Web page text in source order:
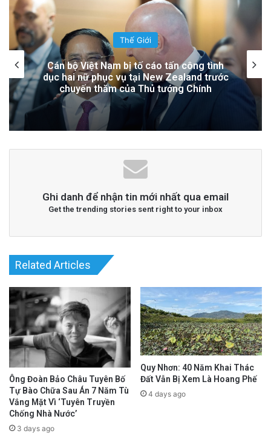
advertisement
Thế Giới
Lính Nga Nổ Súng Giết Đồng Đội và Tấn
Công Dân Thường Tại Crimea
Ghi danh để nhận tin mới nhất qua email
Get the trending stories sent right to your inbox
Related Articles
Ông Đoàn Bảo Châu Tuyên Bố
Tự Bào Chữa Sau Án 7 Năm Tù
Vắng Mặt Vì ‘Tuyên Truyền
Chống Nhà Nước’
3 days ago
Quy Nhơn: 40 Năm Khai Thác
Đất Vẫn Bị Xem Là Hoang Phế
4 days ago